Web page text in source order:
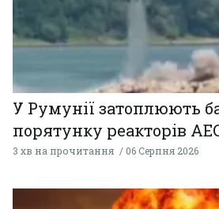
У Румунії затоплюють
порятунку реакторів
3 хв на прочитання 06 Серпня 2026